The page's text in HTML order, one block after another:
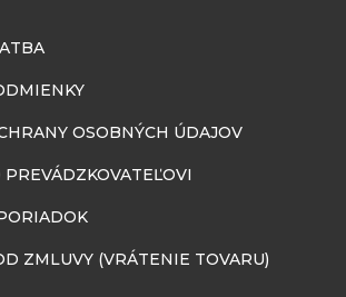
OSOBNÝCH ÚDAJOV
ZMLUVY (VRÁTENIE TOVARU)